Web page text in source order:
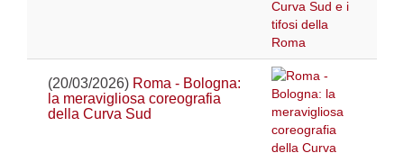
(20/03/2026) Roma - Bologna:
la meravigliosa coreografia
della Curva Sud